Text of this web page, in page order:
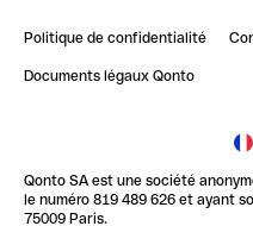
Impact de l'IA sur les
Blog
Newsroom
Glossaire finance
Politique de confidentialité
Documents légaux Qonto
Qonto SA est une société
le numéro 819 489 626 et ayant
75009 Paris.